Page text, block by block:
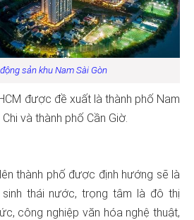
sản khu Nam Sài Gòn
được đề xuất là thành phố Nam
và thành phố Cần Giờ.
thành phố được định hướng sẽ là
thái nước, trọng tâm là đô thị
công nghiệp văn hóa nghệ thuật,